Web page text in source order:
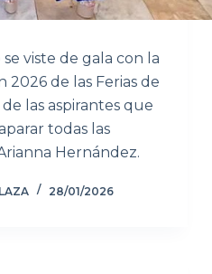
viste de gala con la
2026 de las Ferias de
las aspirantes que
todas las
Hernández.
28/01/2026